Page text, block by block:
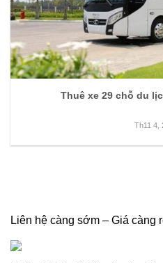
Thuê xe 29 chỗ du
Th11 4,
Liên hệ càng sớm – Giá càng